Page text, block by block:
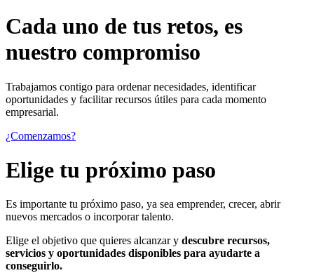
Cada uno de tus retos, es
nuestro compromiso
Trabajamos contigo para ordenar necesidades, identificar
oportunidades y facilitar recursos útiles para cada momento
empresarial.
¿Comenzamos?
Elige tu próximo paso
Es importante tu próximo paso, ya sea emprender, crecer, abrir
nuevos mercados o incorporar talento.
Elige el objetivo que quieres alcanzar y descubre recursos,
servicios y oportunidades disponibles para ayudarte a
conseguirlo.